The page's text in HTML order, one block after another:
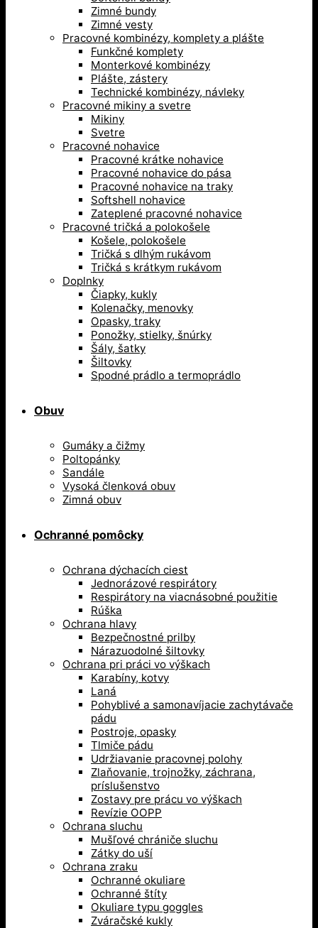
Zimné bundy
Zimné vesty
Pracovné kombinézy, komplety a plášte
Funkčné komplety
Monterkové kombinézy
Plášte, zástery
Technické kombinézy, návleky
Pracovné mikiny a svetre
Mikiny
Svetre
Pracovné nohavice
Pracovné krátke nohavice
Pracovné nohavice do pása
Pracovné nohavice na traky
Softshell nohavice
Zateplené pracovné nohavice
Pracovné tričká a polokošele
Košele, polokošele
Tričká s dlhým rukávom
Tričká s krátkym rukávom
Doplnky
Čiapky, kukly
Kolenačky, menovky
Opasky, traky
Ponožky, stielky, šnúrky
Šály, šatky
Šiltovky
Spodné prádlo a termoprádlo
Obuv
Gumáky a čižmy
Poltopánky
Sandále
Vysoká členková obuv
Zimná obuv
Ochranné pomôcky
Ochrana dýchacích ciest
Jednorázové respirátory
Respirátory na viacnásobné použitie
Rúška
Ochrana hlavy
Bezpečnostné prilby
Nárazuodolné šiltovky
Ochrana pri práci vo výškach
Karabíny, kotvy
Laná
Pohyblivé a samonavíjacie zachytávače
pádu
Postroje, opasky
Tlmiče pádu
Udržiavanie pracovnej polohy
Zlaňovanie, trojnožky, záchrana,
príslušenstvo
Zostavy pre prácu vo výškach
Revízie OOPP
Ochrana sluchu
Mušľové chrániče sluchu
Zátky do uší
Ochrana zraku
Ochranné okuliare
Ochranné štíty
Okuliare typu goggles
Zváračské kukly